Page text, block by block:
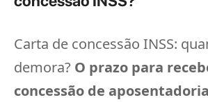
Carta de concessão INSS:
demora? O prazo para
concessão de